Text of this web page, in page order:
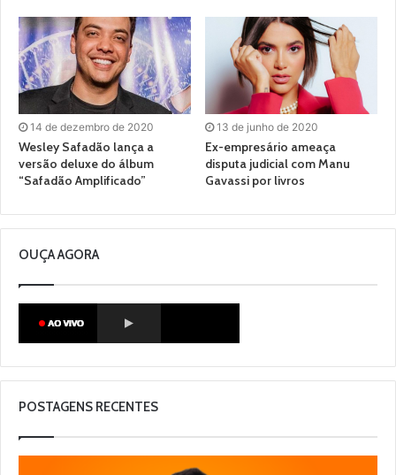
14 de dezembro de 2020
Wesley Safadão lança a
versão deluxe do álbum
“Safadão Amplificado”
13 de junho de 2020
Ex-empresário ameaça
disputa judicial com Manu
Gavassi por livros
OUÇA AGORA
POSTAGENS RECENTES